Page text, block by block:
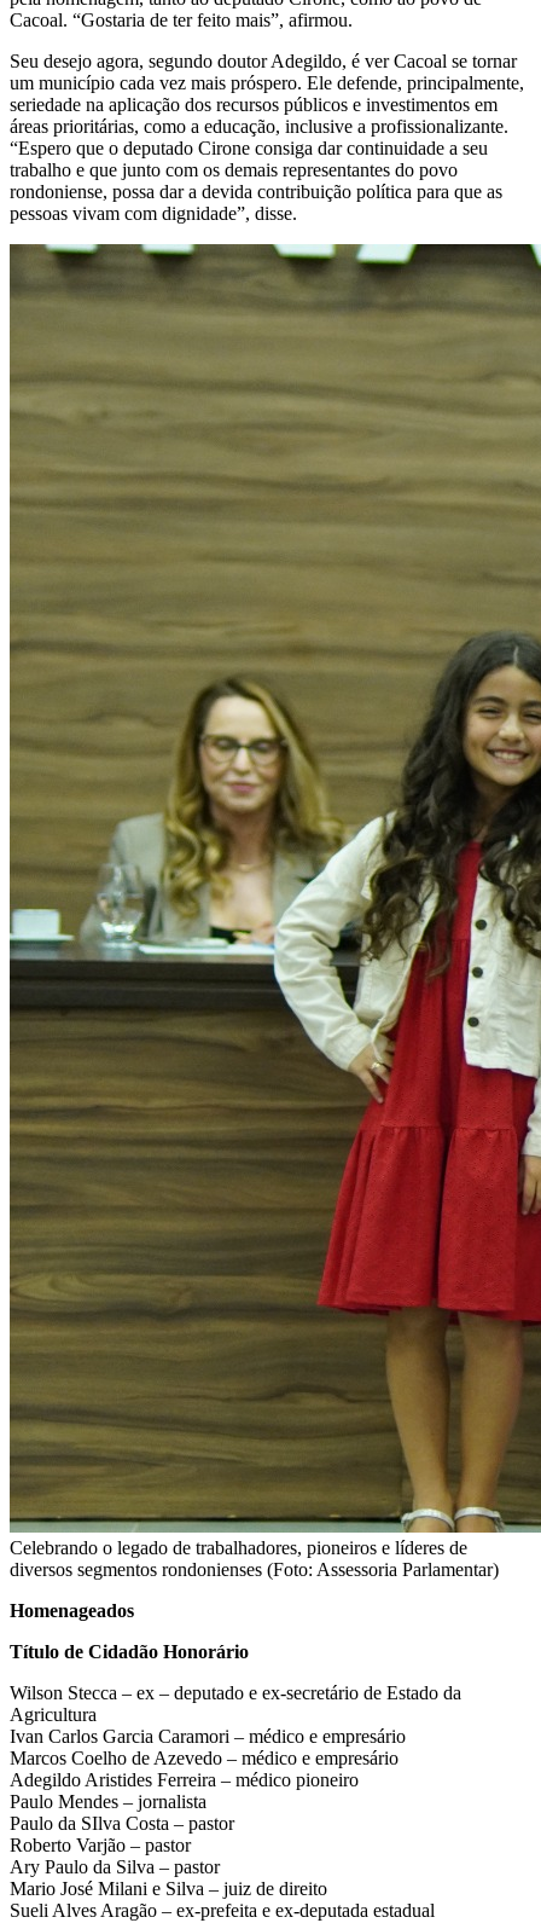
Cacoal. “Gostaria de ter feito mais”, afirmou.
Seu desejo agora, segundo doutor Adegildo, é ver Cacoal se tornar
um município cada vez mais próspero. Ele defende, principalmente,
seriedade na aplicação dos recursos públicos e investimentos em
áreas prioritárias, como a educação, inclusive a profissionalizante.
“Espero que o deputado Cirone consiga dar continuidade a seu
trabalho e que junto com os demais representantes do povo
rondoniense, possa dar a devida contribuição política para que as
pessoas vivam com dignidade”, disse.
Celebrando o legado de trabalhadores, pioneiros e líderes de
diversos segmentos rondonienses (Foto: Assessoria Parlamentar)
Homenageados
Título de Cidadão Honorário
Wilson Stecca – ex – deputado e ex-secretário de Estado da
Agricultura
Ivan Carlos Garcia Caramori – médico e empresário
Marcos Coelho de Azevedo – médico e empresário
Adegildo Aristides Ferreira – médico pioneiro
Paulo Mendes – jornalista
Paulo da SIlva Costa – pastor
Roberto Varjão – pastor
Ary Paulo da Silva – pastor
Mario José Milani e Silva – juiz de direito
Sueli Alves Aragão – ex-prefeita e ex-deputada estadual